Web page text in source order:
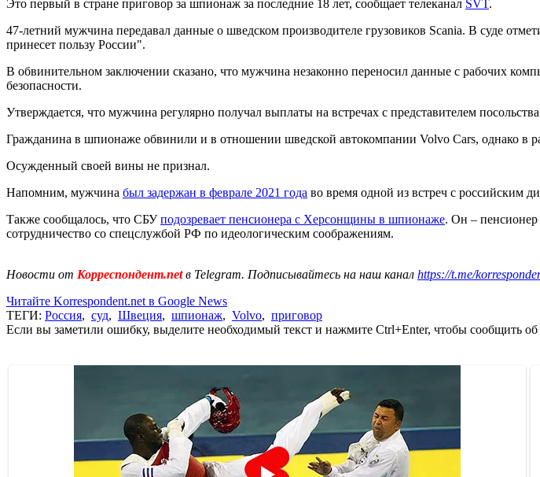
Это первый в стране приговор за шпионаж за последние 18 лет, сообщает телеканал SVT.
47-летний мужчина передавал данные о шведском производителе грузовиков Scania. В суде
принесет пользу России".
В обвинительном заключении сказано, что мужчина незаконно переносил данные с рабочих
безопасности.
Утверждается, что мужчина регулярно получал выплаты на встречах с представителем
Гражданина в шпионаже обвинили и в отношении шведской автокомпании Volvo Cars, однако в
Осужденный своей вины не признал.
Напомним, мужчина был задержан в феврале 2021 года во время одной из встреч с российским
Также сообщалось, что СБУподозревает пенсионера с Херсонщины в шпионаже. Он –
сотрудничество со спецслужбой РФ по идеологическим соображениям.
Новости от Корреспондент.netв Telegram. Подписывайтесь на наш канал https://t.me/
Читайте Korrespondent.net в Google News
ТЕГИ: Россия, суд, Швеция, шпионаж, Volvo, приговор
Если вы заметили ошибку, выделите необходимый текст и нажмите Ctrl+Enter, чтобы сообщить об